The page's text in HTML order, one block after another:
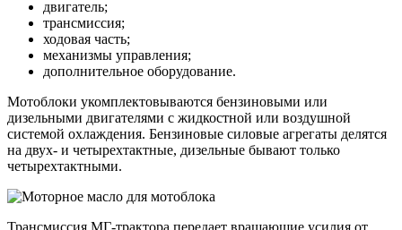
двигатель;
трансмиссия;
ходовая часть;
механизмы управления;
дополнительное оборудование.
Мотоблоки укомплектовываются бензиновыми или
дизельными двигателями с жидкостной или воздушной
системой охлаждения. Бензиновые силовые агрегаты делятся
на двух- и четырехтактные, дизельные бывают только
четырехтактными.
Трансмиссия МГ-трактора передает вращающие усилия от